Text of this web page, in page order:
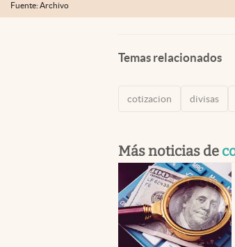
Fuente: Archivo
Temas relacionados
cotizacion divisas
Más noticias de